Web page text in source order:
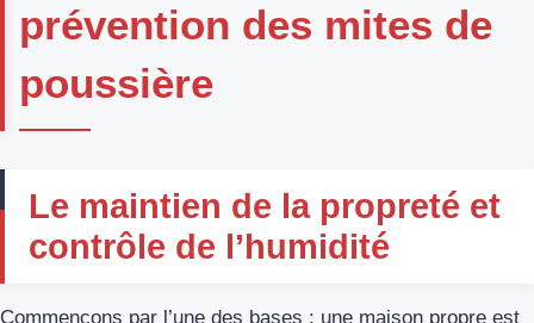
prévention des mites de
poussière
Le maintien de la propreté et
contrôle de l’humidité
Commençons par l’une des bases : une maison propre est